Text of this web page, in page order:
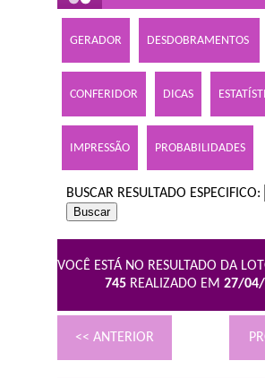
GERADOR DESDOBRAMENTOS
CONFERIDOR DICAS
IMPRESSÃO PROBABILIDADES
BUSCAR RESULTADO ESPECIFICO:
VOCÊ ESTÁ NO RESULTADO DA
745 REALIZADO EM 27/
<< ANTERIOR